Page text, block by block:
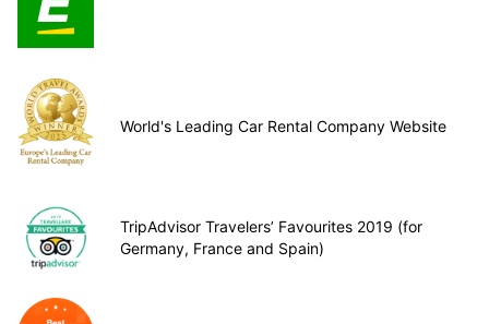
World's Leading Car Rental Company Website
TripAdvisor Travelers’ Favourites 2019 (for
Germany, France and Spain)